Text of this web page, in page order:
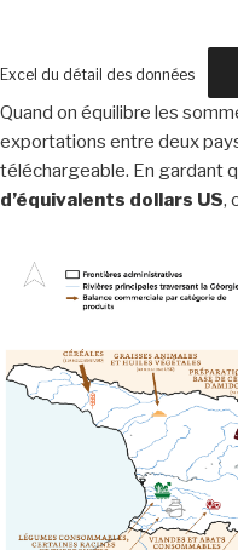
Excel du détail des données
Quand on équilibre les
exportations entre deux
téléchargeable. En gardant
d’équivalents dollars US,